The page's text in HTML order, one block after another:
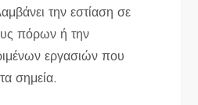
την εστίαση σε
πόρων ή την
εργασιών που
σημεία.